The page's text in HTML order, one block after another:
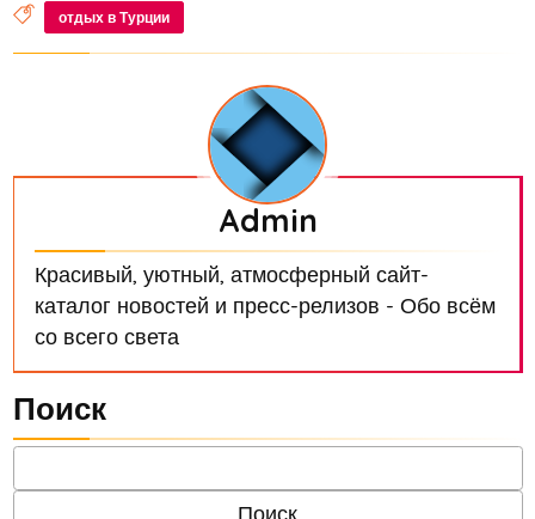
отдых в Турции
Admin
Красивый, уютный, атмосферный сайт-
каталог новостей и пресс-релизов - Обо всём
со всего света
Поиск